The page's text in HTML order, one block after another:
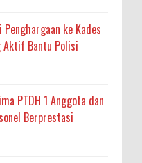
ke Kades
Aktif Bantu Polisi
PTDH 1 Anggota dan
Berprestasi